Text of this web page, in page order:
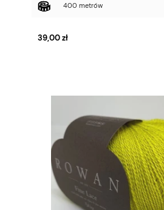
400 metrów
39,00 zł